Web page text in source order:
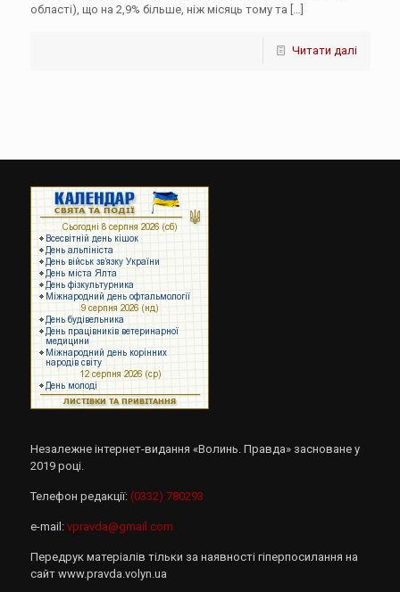
області), що на 2,9% більше, ніж місяць тому та […]
Читати далі
Незалежне інтернет-видання «Волинь. Правда» засноване у
2019 році.
Телефон редакції: (0332) 780293
e-mail: vpravda@gmail.com
Передрук матеріалів тільки за наявності гіперпосилання на
сайт www.pravda.volyn.ua